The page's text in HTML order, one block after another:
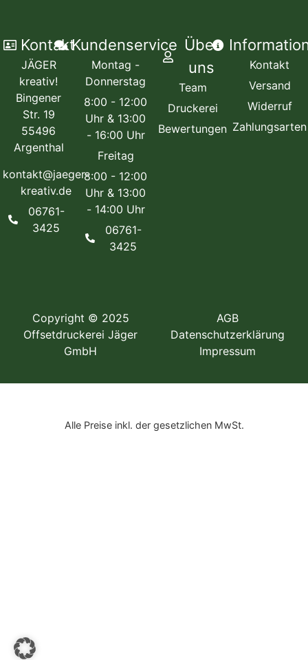
Kontakt
JÄGER
kreativ!
Bingener
Str. 19
55496
Argenthal
kontakt@jaeger-
kreativ.de
06761-
3425
Kundenservice
Montag -
Donnerstag
8:00 - 12:00
Uhr & 13:00
- 16:00 Uhr
Freitag
8:00 - 12:00
Uhr & 13:00
- 14:00 Uhr
06761-
3425
Über
uns
Team
Druckerei
Bewertungen
Kontakt
Versand
Widerruf
Zahlungsarten
Copyright © 2025
Offsetdruckerei Jäger
GmbH
AGB
Datenschutzerklärung
Impressum
Alle Preise inkl. der gesetzlichen MwSt.